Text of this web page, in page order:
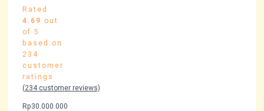
Rated
4.69 out
of 5
based on
234
customer
ratings
(234customer reviews)
Rp30.000.000